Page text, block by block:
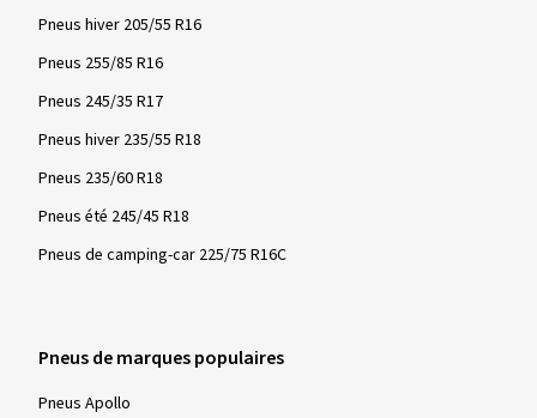
Pneus hiver 205/55 R16
Pneus 255/85 R16
Pneus 245/35 R17
Pneus hiver 235/55 R18
Pneus 235/60 R18
Pneus été 245/45 R18
Pneus de camping-car 225/75 R16C
Pneus de marques populaires
Pneus Apollo